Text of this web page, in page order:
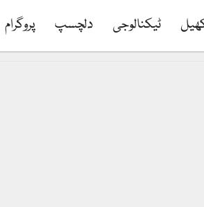
ٹیکنالوجی دلچسپ پروگرام